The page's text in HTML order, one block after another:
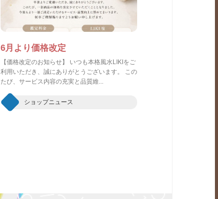
6月より価格改定
【価格改定のお知らせ】 いつも本格風水LIKIをご
利用いただき、誠にありがとうございます。 この
たび、サービス内容の充実と品質維...
ショップニュース